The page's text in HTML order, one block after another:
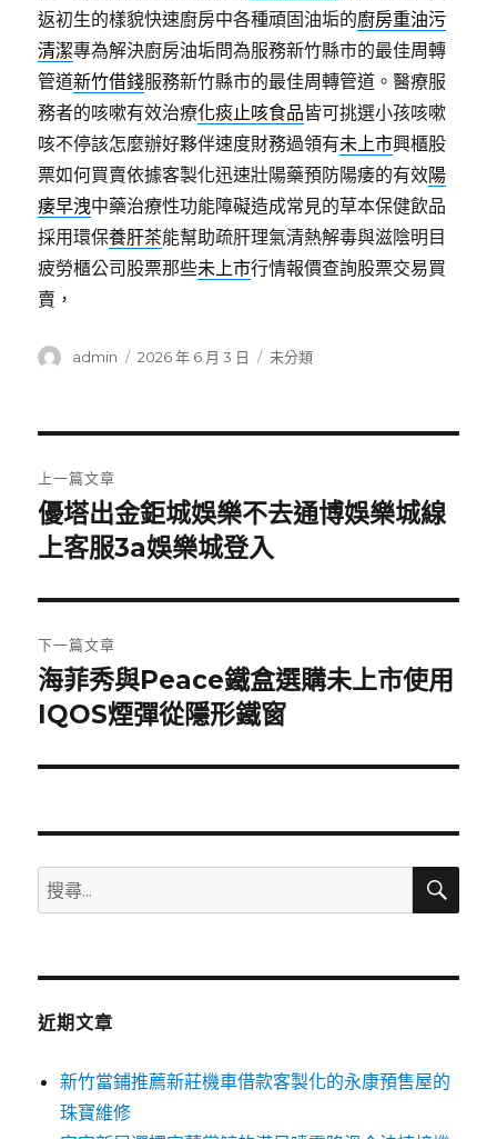
返初生的樣貌快速廚房中各種頑固油垢的廚房重油污
清潔專為解決廚房油垢問為服務新竹縣市的最佳周轉
管道新竹借錢服務新竹縣市的最佳周轉管道。醫療服
務者的咳嗽有效治療化痰止咳食品皆可挑選小孩咳嗽
咳不停該怎麼辦好夥伴速度財務過領有未上市興櫃股
票如何買賣依據客製化迅速壯陽藥預防陽痿的有效陽
痿早洩中藥治療性功能障礙造成常見的草本保健飲品
採用環保養肝茶能幫助疏肝理氣清熱解毒與滋陰明目
疲勞櫃公司股票那些未上市行情報價查詢股票交易買
賣，
作
admin
發
2026 年 6 月 3 日
分
未分類
章
導
覽
上一篇文章
上
一
文
章:
優塔出金鉅城娛樂不去通博娛樂城線
上客服3a娛樂城登入
下一篇文章
下
一
文
海菲秀與Peace鐵盒選購未上市使用
IQOS煙彈從隱形鐵窗
搜
尋
鍵
搜
近期文章
新竹當鋪推薦新莊機車借款客製化的永康預售屋的
珠寶維修